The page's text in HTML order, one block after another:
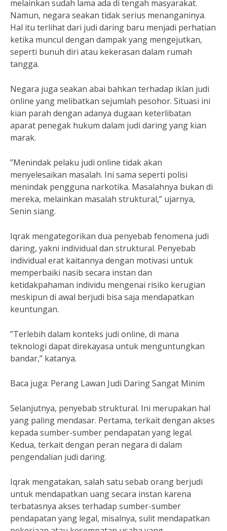
melainkan sudah lama ada di tengah masyarakat.
Namun, negara seakan tidak serius menanganinya.
Hal itu terlihat dari judi daring baru menjadi perhatian
ketika muncul dengan dampak yang mengejutkan,
seperti bunuh diri atau kekerasan dalam rumah
tangga.
Negara juga seakan abai bahkan terhadap iklan judi
online yang melibatkan sejumlah pesohor. Situasi ini
kian parah dengan adanya dugaan keterlibatan
aparat penegak hukum dalam judi daring yang kian
marak.
”Menindak pelaku judi online tidak akan
menyelesaikan masalah. Ini sama seperti polisi
menindak pengguna narkotika. Masalahnya bukan di
mereka, melainkan masalah struktural,” ujarnya,
Senin siang.
Iqrak mengategorikan dua penyebab fenomena judi
daring, yakni individual dan struktural. Penyebab
individual erat kaitannya dengan motivasi untuk
memperbaiki nasib secara instan dan
ketidakpahaman individu mengenai risiko kerugian
meskipun di awal berjudi bisa saja mendapatkan
keuntungan.
”Terlebih dalam konteks judi online, di mana
teknologi dapat direkayasa untuk menguntungkan
bandar,” katanya.
Baca juga: Perang Lawan Judi Daring Sangat Minim
Selanjutnya, penyebab struktural. Ini merupakan hal
yang paling mendasar. Pertama, terkait dengan akses
kepada sumber-sumber pendapatan yang legal.
Kedua, terkait dengan peran negara di dalam
pengendalian judi daring.
Iqrak mengatakan, salah satu sebab orang berjudi
untuk mendapatkan uang secara instan karena
terbatasnya akses terhadap sumber-sumber
pendapatan yang legal, misalnya, sulit mendapatkan